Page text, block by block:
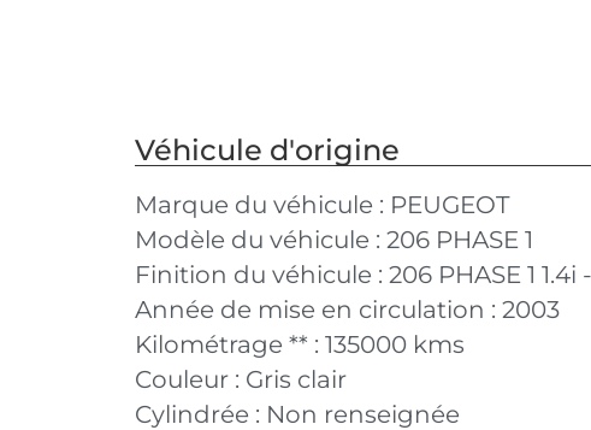
Véhicule d'origine
Marque du véhicule : PEUGEOT
Modèle du véhicule : 206 PHASE 1
Finition du véhicule : 206 PHASE 1 1.4i
Année de mise en circulation : 2003
Kilométrage ** : 135000 kms
Couleur : Gris clair
Cylindrée : Non renseignée